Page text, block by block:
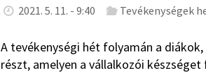
2021. 5. 11. - 9:40 Tevékenységek
A tevékenységi hét folyamán a
részt, amelyen a vállalkozói